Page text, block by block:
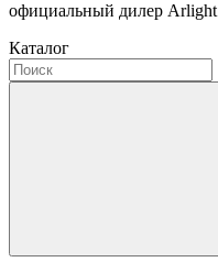
официальный дилер Arlight
Каталог